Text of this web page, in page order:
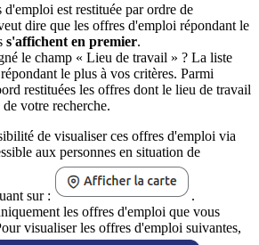
est restituée par ordre de
dire que les offres d'emploi répondant le
s'affichent en premier.
le champ « Lieu de travail » ? La liste
le plus à vos critères. Parmi
restituées les offres dont le lieu de travail
votre recherche.
de visualiser ces offres d'emploi via
aux personnes en situation de
sur :
.
les offres d'emploi que vous
visualiser les offres d'emploi suivantes,